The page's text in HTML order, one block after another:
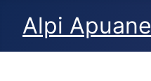
Alpi Apuane